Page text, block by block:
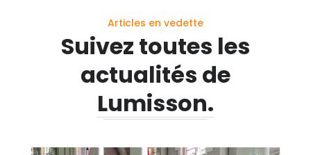
Articles en vedette
Suivez toutes les
actualités de
Lumisson.